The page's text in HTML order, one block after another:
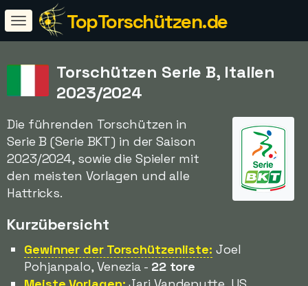
TopTorschützen.de
Torschützen Serie B, Italien
2023/2024
Die führenden Torschützen in
Serie B (Serie BKT) in der Saison
2023/2024, sowie die Spieler mit
den meisten Vorlagen und alle
Hattricks.
Kurzübersicht
Gewinner der Torschützenliste: Joel
Pohjanpalo, Venezia - 22 tore